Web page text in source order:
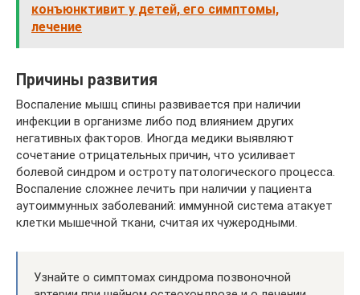
конъюнктивит у детей, его симптомы,
лечение
Причины развития
Воспаление мышц спины развивается при наличии
инфекции в организме либо под влиянием других
негативных факторов. Иногда медики выявляют
сочетание отрицательных причин, что усиливает
болевой синдром и остроту патологического процесса.
Воспаление сложнее лечить при наличии у пациента
аутоиммунных заболеваний: иммунной система атакует
клетки мышечной ткани, считая их чужеродными.
Узнайте о симптомах синдрома позвоночной